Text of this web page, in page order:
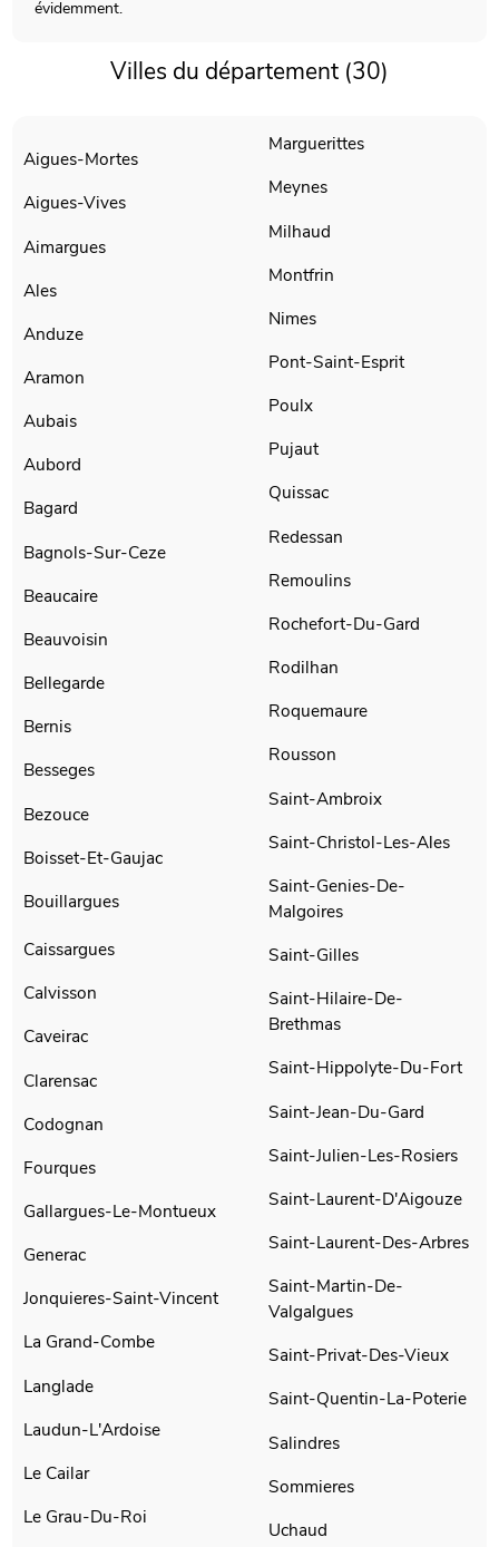
évidemment.
Villes du département (30)
Aigues-Mortes
Aigues-Vives
Aimargues
Ales
Anduze
Aramon
Aubais
Aubord
Bagard
Bagnols-Sur-Ceze
Beaucaire
Beauvoisin
Bellegarde
Bernis
Besseges
Bezouce
Boisset-Et-Gaujac
Bouillargues
Caissargues
Calvisson
Caveirac
Clarensac
Codognan
Fourques
Gallargues-Le-Montueux
Generac
Jonquieres-Saint-Vincent
La Grand-Combe
Langlade
Laudun-L'Ardoise
Le Cailar
Le Grau-Du-Roi
Marguerittes
Meynes
Milhaud
Montfrin
Nimes
Pont-Saint-Esprit
Poulx
Pujaut
Quissac
Redessan
Remoulins
Rochefort-Du-Gard
Rodilhan
Roquemaure
Rousson
Saint-Ambroix
Saint-Christol-Les-Ales
Saint-Genies-De-
Malgoires
Saint-Gilles
Saint-Hilaire-De-
Brethmas
Saint-Hippolyte-Du-Fort
Saint-Jean-Du-Gard
Saint-Julien-Les-Rosiers
Saint-Laurent-D'Aigouze
Saint-Laurent-Des-Arbres
Saint-Martin-De-
Valgalgues
Saint-Privat-Des-Vieux
Saint-Quentin-La-Poterie
Salindres
Sommieres
Uchaud